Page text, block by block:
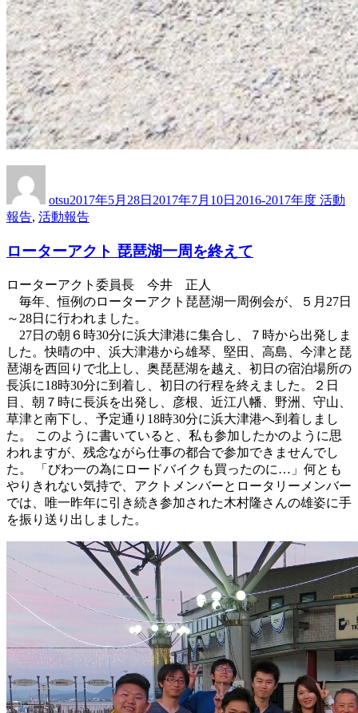
者
otsu日:
2017年5月28日 2017年7月10日ゴ
2016-2017年度 活動
報告, 活動報告
ローターアクト 琵琶湖一周を終えて
ローターアクト委員長 今井 正人
毎年、恒例のローターアクト琵琶湖一周例会が、５月27日
～28日に行われました。
27日の朝６時30分に浜大津港に集合し、７時から出発しま
した。快晴の中、浜大津港から雄琴、堅田、高島、今津と琵
琶湖を西回りで北上し、奥琵琶湖を越え、初日の宿泊場所の
長浜に18時30分に到着し、初日の行程を終えました。２日
目、朝７時に長浜を出発し、彦根、近江八幡、野洲、守山、
草津と南下し、予定通り18時30分に浜大津港へ到着しまし
た。 このように書いていると、私も参加したかのように思
われますが、残念ながら仕事の都合で参加できませんでし
た。 「びわ一の為にロードバイクも買ったのに…」何とも
やりきれない気持で、アクトメンバーとロータリーメンバー
では、唯一昨年に引き続き参加された木村隆さんの雄姿に手
を振り送り出しました。